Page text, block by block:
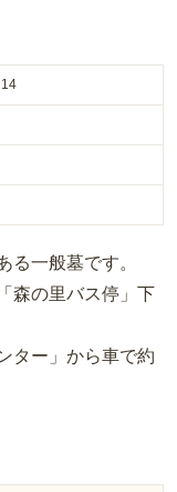
る一般墓です。
森の里バス停」下
ター」から車で約